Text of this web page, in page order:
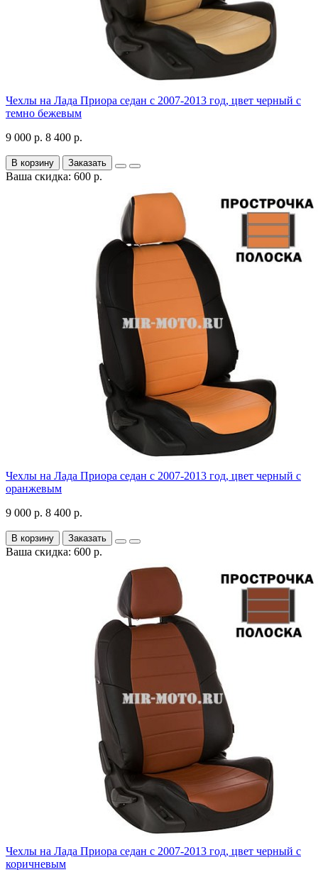
Чехлы на Лада Приора седан с 2007-2013 год, цвет черный с
темно бежевым
9 000 р. 8 400 р.
В корзину Заказать
Ваша скидка: 600 р.
Чехлы на Лада Приора седан с 2007-2013 год, цвет черный с
оранжевым
9 000 р. 8 400 р.
В корзину Заказать
Ваша скидка: 600 р.
Чехлы на Лада Приора седан с 2007-2013 год, цвет черный с
коричневым